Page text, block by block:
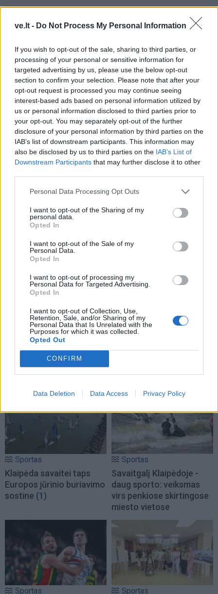
ve.lt - Do Not Process My Personal Information
If you wish to opt-out of the sale, sharing to third parties, or
processing of your personal or sensitive information for
targeted advertising by us, please use the below opt-out
section to confirm your selection. Please note that after your
opt-out request is processed you may continue seeing
interest-based ads based on personal information utilized by
us or personal information disclosed to third parties prior to
your opt-out. You may separately opt-out of the further
disclosure of your personal information by third parties on the
IAB’s list of downstream participants. This information may
also be disclosed by us to third parties on the IAB’s List of
Downstream Participants that may further disclose it to other
Personal Data Processing Opt Outs
I want to opt-out of the Sharing of my
personal data.
Opted In
I want to opt-out of the Sale of my
Personal Data.
Opted In
I want to opt-out of processing my
Personal Data for Targeted Advertising.
Opted In
I want to opt-out of Collection, Use,
Retention, Sale, and/or Sharing of my
Personal Data that Is Unrelated with the
Purposes for which it was collected.
Opted Out
CONFIRM
Data Deletion Data Access Privacy Policy
TAIP PAT SKAITYKITE
buriuotojai pasirodė
miesto gatvėse(1)
rinktinę, legionierės
svajonę
Sportas
Jasikevičiaus vedami
Lietuvos vaikinai patiesė
serbus
Sportas
Butvilas pateko į
pusfinalį
Sportas
Klaipėda savaitei taps
Europos jūrinio buriavimo
sostine (1)
Sportas
Savaitgalį Klaipėdoje -
daug sporto: veiksmas
virs penkiose skirtingose
miesto vietose
Sportas Sportas